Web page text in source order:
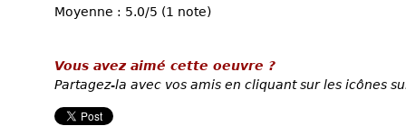
Moyenne : 5.0/5 (1 note)
Vous avez aimé cette oeuvre ?
Partagez-la avec vos amis en cliquant sur les icônes